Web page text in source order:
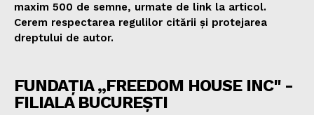
maxim 500 de semne, urmate de link la articol.
Cerem respectarea regulilor citării și protejarea
dreptului de autor.
FUNDAȚIA „FREEDOM HOUSE INC" -
FILIALA BUCUREȘTI